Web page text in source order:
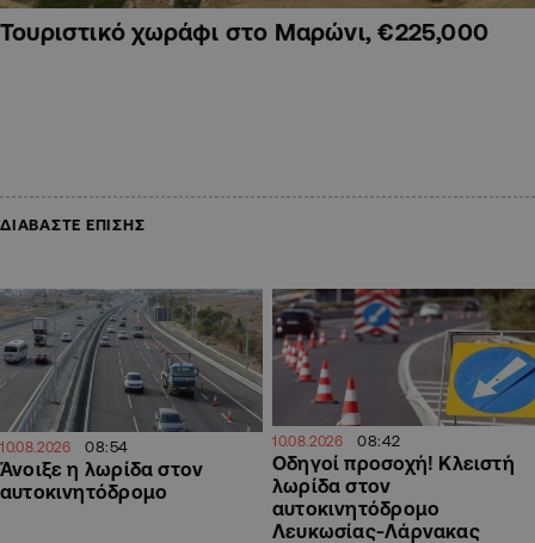
Τουριστικό χωράφι στο Μαρώνι, €225,000
ΔΙΑΒΑΣΤΕ ΕΠΙΣΗΣ
10.08.2026 08:54
Άνοιξε η λωρίδα στον
αυτοκινητόδρομο
10.08.2026 08:42
Οδηγοί προσοχή! Κλειστή
λωρίδα στον
αυτοκινητόδρομο
Λευκωσίας-Λάρνακας